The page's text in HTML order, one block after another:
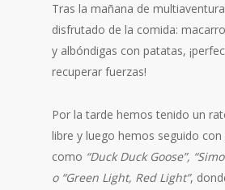
Tras la mañana de
disfrutado de la comida:
y albóndigas con patatas,
recuperar fuerzas!
Por la tarde hemos tenido un
libre y luego hemos seguido
como “Duck Duck Goose”,
o “Green Light, Red Light”,